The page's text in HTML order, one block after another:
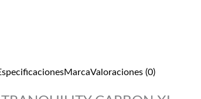
MarcaValoraciones (0)